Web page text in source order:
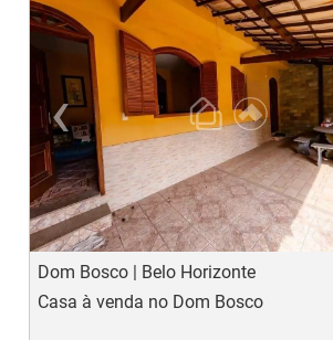
‹
Previous
Dom Bosco | Belo Horizonte
Casa à venda no Dom Bosco